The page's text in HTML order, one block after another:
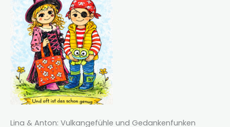
Lina & Anton: Vulkangefühle und Gedankenfunken